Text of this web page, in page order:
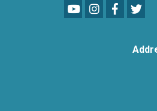
YoutubeLinkedIn
Facebook